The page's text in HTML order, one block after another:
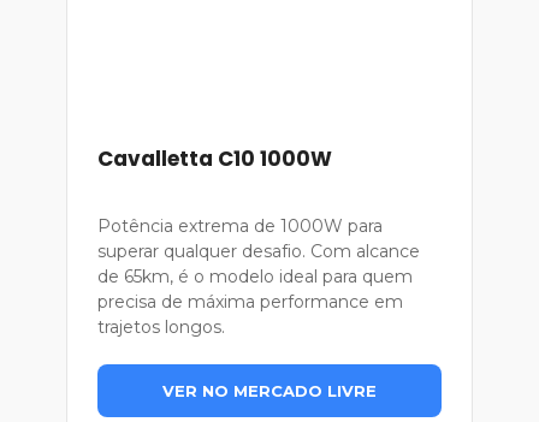
Cavalletta C10 1000W
Potência extrema de 1000W para
superar qualquer desafio. Com alcance
de 65km, é o modelo ideal para quem
precisa de máxima performance em
trajetos longos.
VER NO MERCADO LIVRE